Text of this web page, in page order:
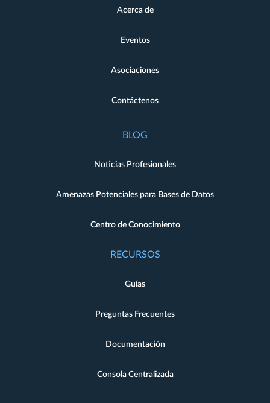
Acerca de
Eventos
Asociaciones
Contáctenos
BLOG
Noticias Profesionales
Amenazas Potenciales para Bases de Datos
Centro de Conocimiento
RECURSOS
Guías
Preguntas Frecuentes
Documentación
Consola Centralizada